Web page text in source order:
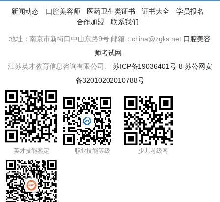
新闻动态 口腔美容师 医药卫生类证书 证书大全
学员报名
合作加盟
联系我们
地址：南京市新街口中山东路9号 邮箱：china@zgks.net 口腔美容
师考试网
江苏英才教育信息咨询有限公司. 苏ICP备19036401号-8 苏公网安
备32010202010788号
英才技能鉴定 职业技能等级 少儿考级网